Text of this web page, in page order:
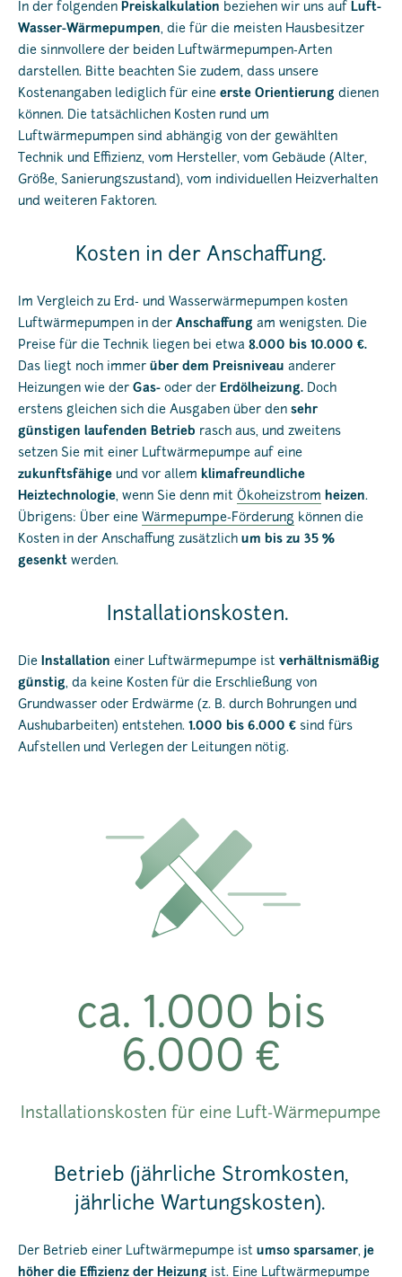
In der folgenden Preiskalkulation beziehen wir uns auf Luft-
Wasser-Wärmepumpen, die für die meisten Hausbesitzer
die sinnvollere der beiden Luftwärmepumpen-Arten
darstellen. Bitte beachten Sie zudem, dass unsere
Kostenangaben lediglich für eine erste Orientierung dienen
können. Die tatsächlichen Kosten rund um
Luftwärmepumpen sind abhängig von der gewählten
Technik und Effizienz, vom Hersteller, vom Gebäude (Alter,
Größe, Sanierungszustand), vom individuellen Heizverhalten
und weiteren Faktoren.
Kosten in der Anschaffung.
Im Vergleich zu Erd- und Wasserwärmepumpen kosten
Luftwärmepumpen in der Anschaffung am wenigsten. Die
Preise für die Technik liegen bei etwa 8.000 bis 10.000 €.
Das liegt noch immer über dem Preisniveau anderer
Heizungen wie der Gas- oder der Erdölheizung. Doch
erstens gleichen sich die Ausgaben über den sehr
günstigen laufenden Betrieb rasch aus, und zweitens
setzen Sie mit einer Luftwärmepumpe auf eine
zukunftsfähige und vor allem klimafreundliche
Heiztechnologie, wenn Sie denn mit Ökoheizstrom heizen.
Übrigens: Über eine Wärmepumpe-Förderung können die
Kosten in der Anschaffung zusätzlich um bis zu 35 %
gesenkt werden.
Installationskosten.
Die Installation einer Luftwärmepumpe ist verhältnismäßig
günstig, da keine Kosten für die Erschließung von
Grundwasser oder Erdwärme (z. B. durch Bohrungen und
Aushubarbeiten) entstehen. 1.000 bis 6.000 € sind fürs
Aufstellen und Verlegen der Leitungen nötig.
ca. 1.000 bis
6.000 €
Installationskosten für eine Luft-Wärmepumpe
Betrieb (jährliche Stromkosten,
jährliche Wartungskosten).
Der Betrieb einer Luftwärmepumpe ist umso sparsamer, je
höher die Effizienz der Heizung ist. Eine Luftwärmepumpe